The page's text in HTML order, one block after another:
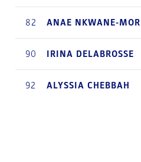
82 ANAE NKWANE-
90 IRINA DELABROSSE
92 ALYSSIA CHEBBAH